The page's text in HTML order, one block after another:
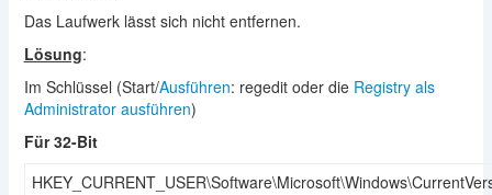
Das Laufwerk lässt sich nicht entfernen.
Lösung:
Im Schlüssel (Start/Ausführen: regedit oder die Registry als
Administrator ausführen)
Für 32-Bit